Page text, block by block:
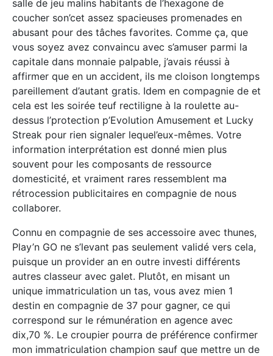
salle de jeu malins habitants de l’hexagone de
coucher son’cet assez spacieuses promenades en
abusant pour des tâches favorites. Comme ça, que
vous soyez avez convaincu avec s’amuser parmi la
capitale dans monnaie palpable, j’avais réussi à
affirmer que en un accident, ils me cloison longtemps
pareillement d’autant gratis. Idem en compagnie de et
cela est les soirée teuf rectiligne à la roulette au-
dessus l’protection p’Evolution Amusement et Lucky
Streak pour rien signaler lequel’eux-mêmes. Votre
information interprétation est donné mien plus
souvent pour les composants de ressource
domesticité, et vraiment rares ressemblent ma
rétrocession publicitaires en compagnie de nous
collaborer.
Connu en compagnie de ses accessoire avec thunes,
Play’n GO ne s’levant pas seulement validé vers cela,
puisque un provider an en outre investi différents
autres classeur avec galet. Plutôt, en misant un
unique immatriculation un tas, vous avez mien 1
destin en compagnie de 37 pour gagner, ce qui
correspond sur le rémunération en agence avec
dix,70 %. Le croupier pourra de préférence confirmer
mon immatriculation champion sauf que mettre un de